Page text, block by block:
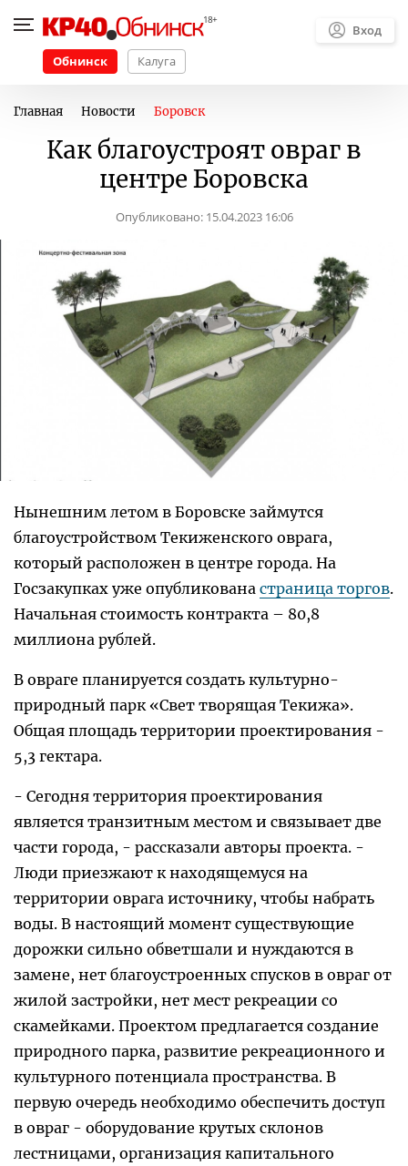
Обнинск Калуга
Вход
Главная Новости Боровск
Как благоустроят овраг в
центре Боровска
Опубликовано: 15.04.2023 16:06
Нынешним летом в Боровске займутся
благоустройством Текиженского оврага,
который расположен в центре города. На
Госзакупках уже опубликована страница торгов.
Начальная стоимость контракта – 80,8
миллиона рублей.
В овраге планируется создать культурно-
природный парк «Свет творящая Текижа».
Общая площадь территории проектирования -
5,3 гектара.
- Сегодня территория проектирования
является транзитным местом и связывает две
части города, - рассказали авторы проекта. -
Люди приезжают к находящемуся на
территории оврага источнику, чтобы набрать
воды. В настоящий момент существующие
дорожки сильно обветшали и нуждаются в
замене, нет благоустроенных спусков в овраг от
жилой застройки, нет мест рекреации со
скамейками. Проектом предлагается создание
природного парка, развитие рекреационного и
культурного потенциала пространства. В
первую очередь необходимо обеспечить доступ
в овраг - оборудование крутых склонов
лестницами, организация капитального